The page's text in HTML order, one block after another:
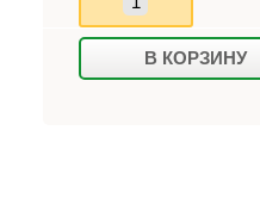
В КОРЗИНУ